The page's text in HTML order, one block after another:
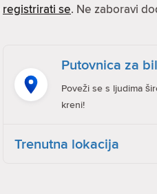
registrirati se. Ne zaboravi
Putovnica za
Poveži se s ljudima
kreni!
Trenutna lokacija